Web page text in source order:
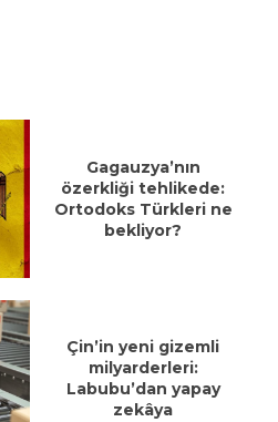
Gagauzya’nın
özerkliği tehlikede:
Ortodoks Türkleri ne
bekliyor?
Çin’in yeni gizemli
milyarderleri:
Labubu’dan yapay
zekâya